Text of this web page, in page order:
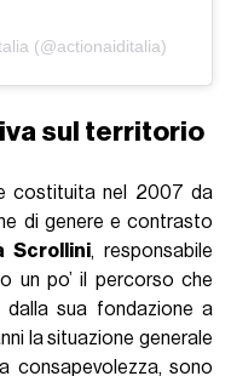
(@actionaiditalia)
sul territorio
costituita nel 2007 da
di genere e contrasto
Scrollini, responsabile
un po’ il percorso che
sua fondazione a
la situazione generale
consapevolezza, sono